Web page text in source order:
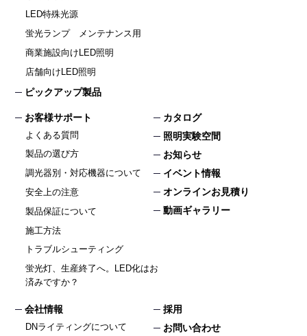
LED特殊光源
蛍光ランプ メンテナンス用
商業施設向けLED照明
店舗向けLED照明
ピックアップ製品
お客様サポート
よくある質問
製品の選び方
調光器別・対応機器について
安全上の注意
製品保証について
施工方法
トラブルシューティング
蛍光灯、生産終了へ。LED化はお
済みですか？
カタログ
照明実験空間
お知らせ
イベント情報
オンラインお見積り
動画ギャラリー
会社情報
DNライティングについて
採用
お問い合わせ